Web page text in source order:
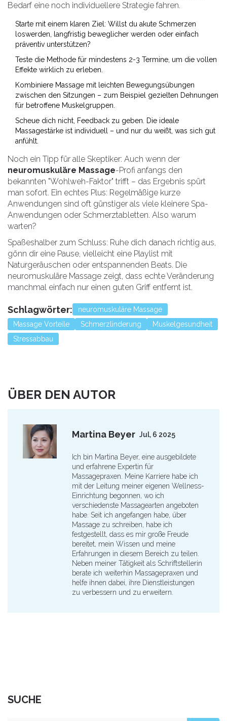
Bedarf eine noch individuellere Strategie fahren.
Starte mit einem klaren Ziel: Willst du akute Schmerzen
loswerden, langfristig beweglicher werden oder einfach
präventiv unterstützen?
Teste die Methode für mindestens 2-3 Termine, um die vollen
Effekte wirklich zu erleben.
Kombiniere Massage mit leichten Bewegungsübungen
zwischen den Sitzungen – zum Beispiel gezielten Dehnungen
für betroffene Muskelgruppen.
Scheue dich nicht, Feedback zu geben. Die ideale
Massagestärke ist individuell – und nur du weißt, was sich gut
anfühlt.
Noch ein Tipp für alle Skeptiker: Auch wenn der
neuromuskuläre Massage-Profi anfangs den
bekannten "Wohlweh-Faktor" trifft – das Ergebnis spürt
man sofort. Ein echtes Plus: Regelmäßige kurze
Anwendungen sind oft günstiger als viele kleinere Spa-
Anwendungen oder Schmerztabletten. Also warum
warten?
Spaßeshalber zum Schluss: Ruhe dich danach richtig aus,
gönn dir eine Pause, vielleicht eine Playlist mit
Naturgeräuschen oder entspannenden Beats. Die
neuromuskuläre Massage zeigt, dass echte Veränderung
manchmal einfach nur einen guten Griff entfernt ist.
Schlagwörter:
neuromuskuläre Massage
Massage Vorteile
Schmerzlinderung
Muskelgesundheit
Stressabbau
ÜBER DEN AUTOR
Martina Beyer Jul, 6 2025
Ich bin Martina Beyer, eine ausgebildete
und erfahrene Expertin für
Massagepraxen. Meine Karriere habe ich
mit der Leitung meiner eigenen Wellness-
Einrichtung begonnen, wo ich
verschiedenste Massagearten angeboten
habe. Seit ich angefangen habe, über
Massage zu schreiben, habe ich
festgestellt, dass es mir große Freude
bereitet, mein Wissen und meine
Erfahrungen in diesem Bereich zu teilen.
Neben meiner Tätigkeit als Schriftstellerin
berate ich weiterhin Massagepraxen und
helfe ihnen dabei, ihre Dienstleistungen
zu verbessern und zu erweitern.
SUCHE